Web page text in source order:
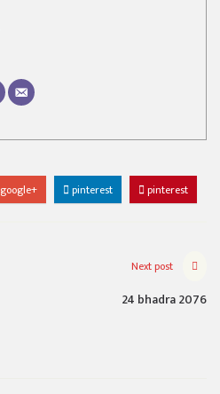
google+ pinterest pinterest
Next post
24 bhadra 2076